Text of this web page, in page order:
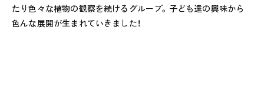
保護者様の声
VOICE
たり色々な植物の観察を続けるグループ。子ども達の興味から
色んな展開が生まれていきました！